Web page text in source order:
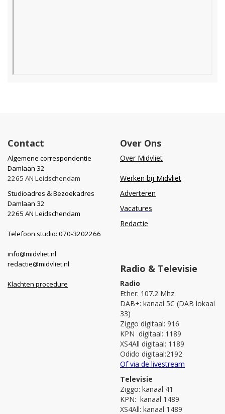
Contact
Algemene correspondentie
Damlaan 32
2265 AN Leidschendam
Studioadres & Bezoekadres
Damlaan 32
2265 AN Leidschendam
Telefoon studio: 070-3202266
info@midvliet.nl
redactie@midvliet.nl
Klachten procedure
Over Ons
Over Midvliet
Werken bij Midvliet
Adverteren
Vacatures
Redactie
Radio & Televisie
Radio
Ether: 107.2 Mhz
DAB+: kanaal 5C (DAB lokaal
33)
Ziggo digitaal: 916
KPN digitaal: 1189
XS4All digitaal: 1189
Odido digitaal:2192
Of via de livestream
Televisie
Ziggo: kanaal 41
KPN: kanaal 1489
XS4All: kanaal 1489